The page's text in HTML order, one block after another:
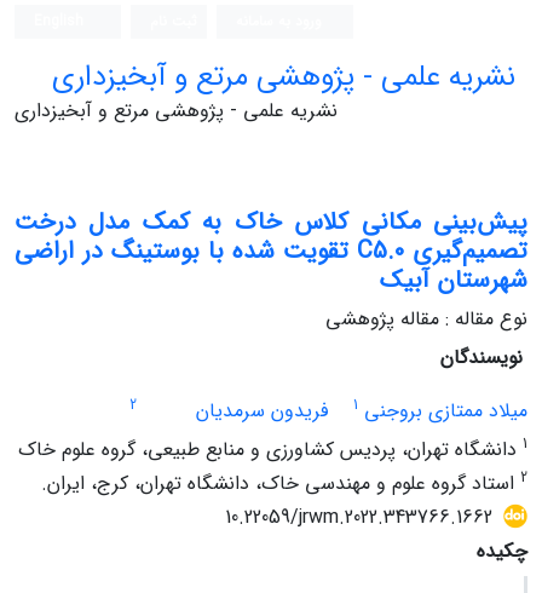
نشریه علمی - پژوهشی مرتع و آبخیزداری
نشریه علمی - پژوهشی مرتع و آبخیزداری
پیش‌بینی مکانی کلاس‌ خاک به کمک مدل درخت
تصمیم‌گیری C5.0 تقویت شده با بوستینگ در اراضی
شهرستان آبیک
نوع مقاله : مقاله پژوهشی
نویسندگان
میلاد ممتازی بروجنی 1 فریدون سرمدیان
2
1 دانشگاه تهران، پردیس کشاورزی و منابع طبیعی، گروه علوم خاک
2 استاد گروه علوم و مهندسی خاک، دانشگاه تهران، کرج، ایران.
10.22059/jrwm.2022.343766.1662
چکیده